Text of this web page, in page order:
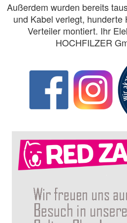
Außerdem wurden bereits
und Kabel verlegt, hunderte
Verteiler montiert. Ihr
HOCHFILZER